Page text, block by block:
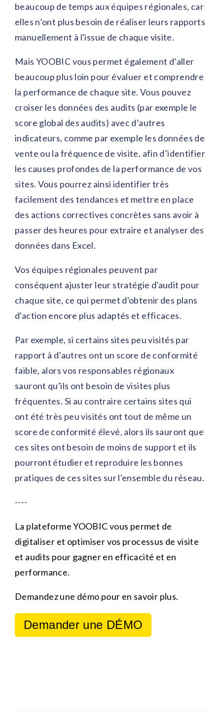
beaucoup de temps aux équipes régionales, car
elles n’ont plus besoin de réaliser leurs rapports
manuellement à l'issue de chaque visite.
Mais YOOBIC vous permet également d’aller
beaucoup plus loin pour évaluer et comprendre
la performance de chaque site. Vous pouvez
croiser les données des audits (par exemple le
score global des audits) avec d’autres
indicateurs, comme par exemple les données de
vente ou la fréquence de visite, afin d’identifier
les causes profondes de la performance de vos
sites. Vous pourrez ainsi identifier très
facilement des tendances et mettre en place
des actions correctives concrètes sans avoir à
passer des heures pour extraire et analyser des
données dans Excel.
Vos équipes régionales peuvent par
conséquent ajuster leur stratégie d'audit pour
chaque site, ce qui permet d'obtenir des plans
d'action encore plus adaptés et efficaces.
Par exemple, si certains sites peu visités par
rapport à d’autres ont un score de conformité
faible, alors vos responsables régionaux
sauront qu'ils ont besoin de visites plus
fréquentes. Si au contraire certains sites qui
ont été très peu visités ont tout de même un
score de conformité élevé, alors ils sauront que
ces sites ont besoin de moins de support et ils
pourront étudier et reproduire les bonnes
pratiques de ces sites sur l'ensemble du réseau.
----
La plateforme YOOBIC vous permet de
digitaliser et optimiser vos processus de visite
et audits pour gagner en efficacité et en
performance.
Demandez une démo pour en savoir plus.
Demander une DÉMO